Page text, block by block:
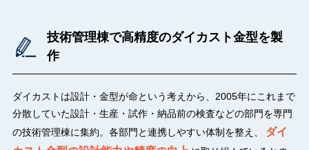
技術管理棟で高精度のダイカスト金型を製
作
ダイカストは設計・金型が命という考えから、2005年にこれまで
分散していた設計・生産・試作・納品前の検査などの部門を専門
の技術管理棟に集約。各部門と連携しやすい体制を整え、
ダイ